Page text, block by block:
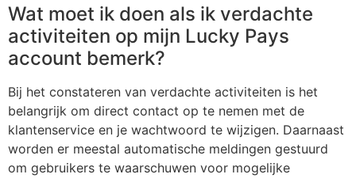
Wat moet ik doen als ik verdachte
activiteiten op mijn Lucky Pays
account bemerk?
Bij het constateren van verdachte activiteiten is het
belangrijk om direct contact op te nemen met de
klantenservice en je wachtwoord te wijzigen. Daarnaast
worden er meestal automatische meldingen gestuurd
om gebruikers te waarschuwen voor mogelijke